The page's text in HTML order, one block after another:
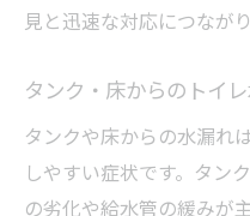
見と迅速な対応につながり
タンク・床からのトイ
タンクや床からの水漏れ
しやすい症状です。タン
の劣化や給水管の緩みが